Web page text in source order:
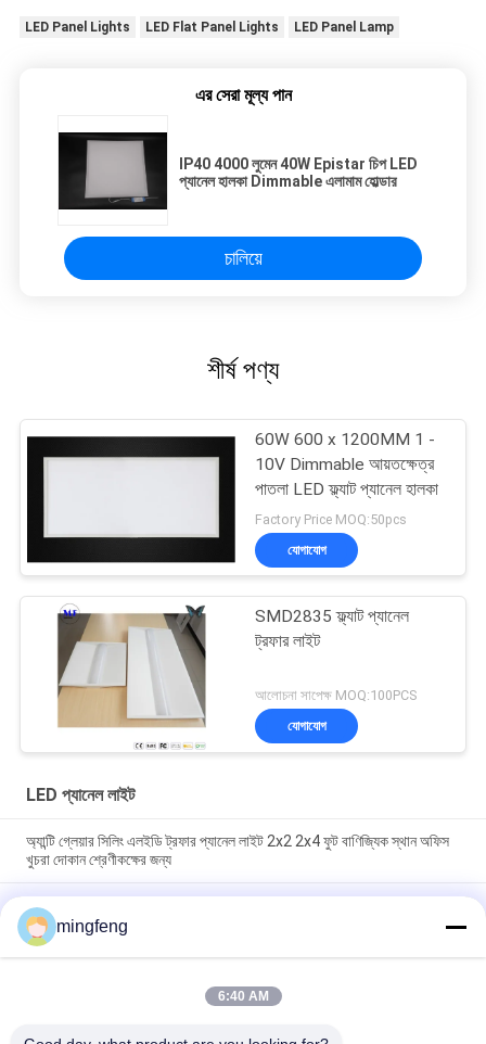
LED Panel Lights LED Flat Panel Lights LED Panel Lamp
এর সেরা মূল্য পান
IP40 4000 লুমেন 40W Epistar চিপ LED
প্যানেল হালকা Dimmable এলামাম হোল্ডার
চালিয়ে
শীর্ষ পণ্য
60W 600 x 1200MM 1 -
10V Dimmable আয়তক্ষেত্র
পাতলা LED ফ্ল্যাট প্যানেল হালকা
Factory Price MOQ:50pcs
যোগাযোগ
SMD2835 ফ্ল্যাট প্যানেল
ট্রফার লাইট
আলোচনা সাপেক্ষ MOQ:100PCS
যোগাযোগ
LED প্যানেল লাইট
অ্যান্টি গ্লেয়ার সিলিং এলইডি ট্রফার প্যানেল লাইট 2x2 2x4 ফুট বাণিজ্যিক স্থান অফিস
খুচরা দোকান শ্রেণীকক্ষের জন্য
2X2FT 130lm/W ডিমমেবল LED ট্রফার স্কয়ার সিলিং মাউন্ট রিট্রফট লাইট LED
বাণিজ্যিক ফ্ল্যাট প্যানেল লাইট
mingfeng
6:40 AM